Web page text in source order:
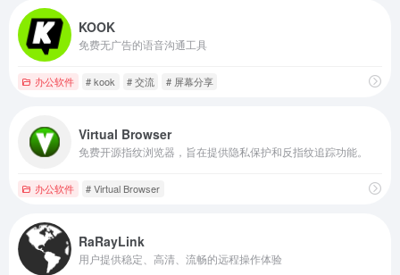
KOOK
免费无广告的语音沟通工具
办公软件 # kook # 交流 # 屏幕分享
Virtual Browser
免费开源指纹浏览器，旨在提供隐私保护和反指纹追踪功能。
办公软件 # Virtual Browser
RaRayLink
用户提供稳定、高清、流畅的远程操作体验